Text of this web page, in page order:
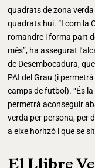
quadrats de zona
quadrats hui. “I com la
romandre i forma part
més”, ha assegurat
de Desembocadura,
PAI del Grau (i
camps de futbol). “És
permetrà aconseguir
verda per persona, per
a eixe horitzó i que se
El Llibre